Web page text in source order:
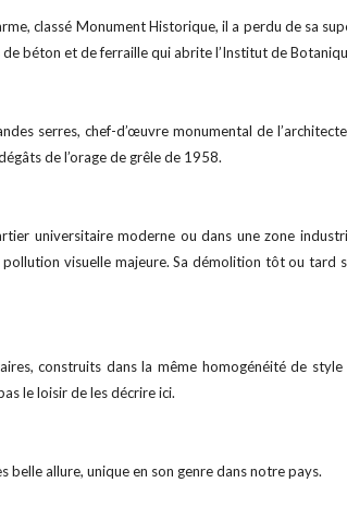
classé Monument Historique, il a perdu de sa
béton et de ferraille qui abrite l’Institut de
serres, chef-d’œuvre monumental de
de l’orage de grêle de 1958.
universitaire moderne ou dans une zone
visuelle majeure. Sa démolition tôt ou tard
construits dans la même homogénéité de
le loisir de les décrire ici.
belle allure, unique en son genre dans notre pays.